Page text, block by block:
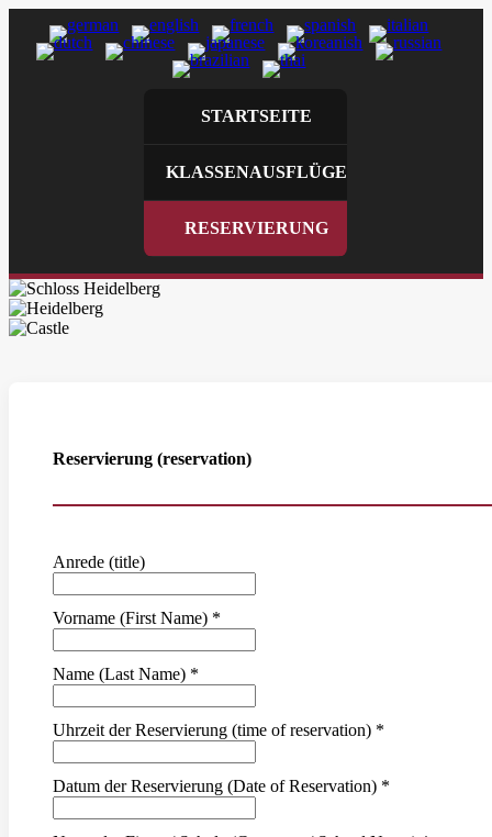
STARTSEITE
KLASSENAUSFLÜGE
RESERVIERUNG
Reservierung (reservation)
Anrede (title)
Vorname (First Name) *
Name (Last Name) *
Uhrzeit der Reservierung (time of reservation) *
Datum der Reservierung (Date of Reservation) *